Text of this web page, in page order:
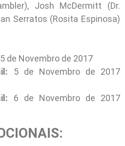
Josh McDermitt (Dr.
Serratos (Rosita Espinosa)
5 de Novembro de 2017
5 de Novembro de 2017
6 de Novembro de 2017